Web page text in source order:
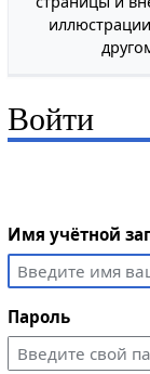
Войти
Имя учётной
Пароль